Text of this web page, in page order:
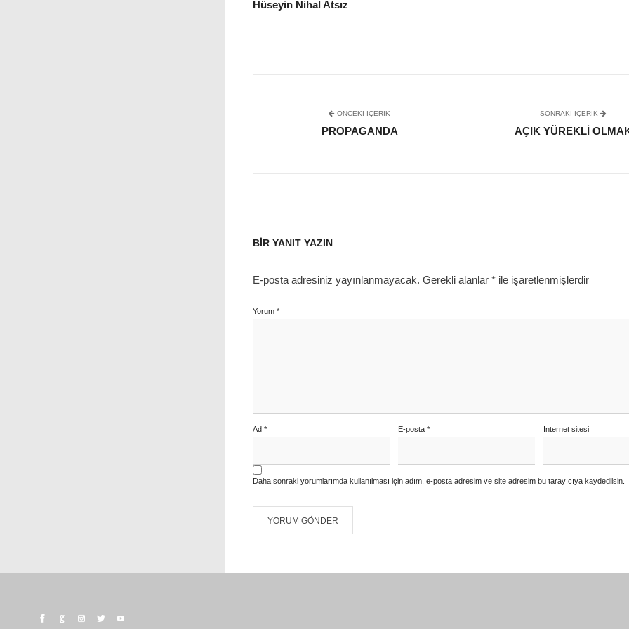
Hüseyin Nihal Atsız
ÖNCEKI İÇERIK
PROPAGANDA
SONRAKI IÇERIK
AÇIK YÜREKLI
BIR YANIT YAZIN
E-posta adresiniz yayınlanmayacak. Gerekli alanlar * ile işaretlenmişlerdir
Yorum *
Ad * E-posta * İnternet sitesi
Daha sonraki yorumlarımda kullanılması için adım, e-posta adresim ve site adresim bu tarayıcıya kaydedilsin.